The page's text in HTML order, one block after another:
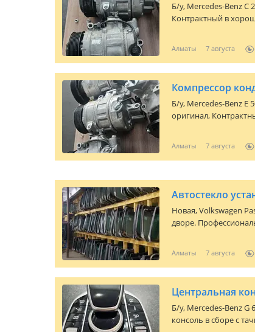
Б/y, Mercedes-Benz C
Контрактный в
Алматы 7 августа
Компрессор
Б/y, Mercedes-Benz E
оригинал,
Алматы 7 августа
Автостекло
Новая,Volkswagen
дворе.
работа 15 лет
Алматы 7 августа
Б/y, Mercedes-Benz G
консоль в сборе с